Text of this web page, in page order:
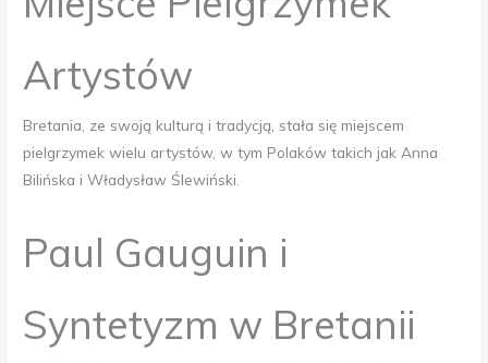
Artystów
Bretania, ze swoją kulturą i tradycją, stała się miejscem
pielgrzymek wielu artystów, w tym Polaków takich jak Anna
Bilińska i Władysław Ślewiński.
Paul Gauguin i
Syntetyzm w Bretanii